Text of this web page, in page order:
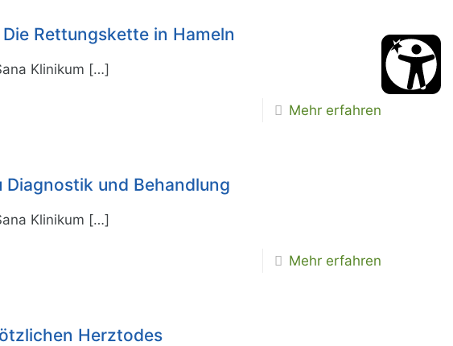
Rettungskette in Hameln
Klinikum […]
Mehr erfahren
und Behandlung
Klinikum […]
Mehr erfahren
Herztodes